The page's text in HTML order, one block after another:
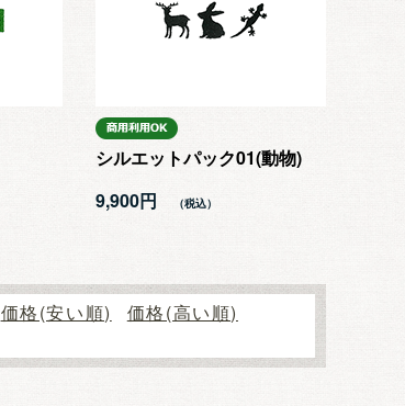
シルエットパック01(動物)
9,900円
価格(安い順)
価格(高い順)